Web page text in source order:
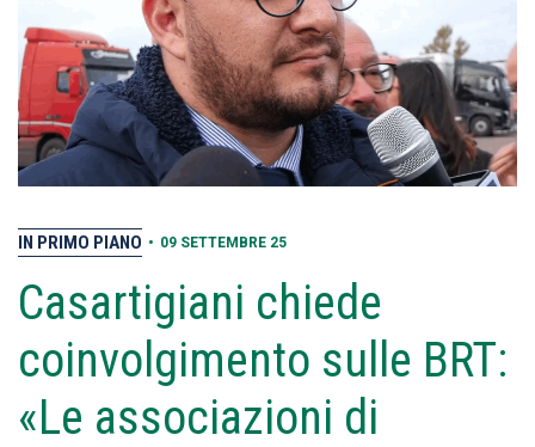
IN PRIMO PIANO • 09 SETTEMBRE 25
Casartigiani chiede
coinvolgimento sulle BRT:
«Le associazioni di